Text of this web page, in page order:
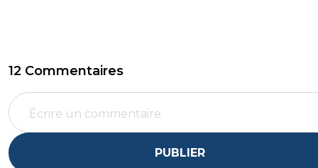
12 Commentaires
PUBLIER